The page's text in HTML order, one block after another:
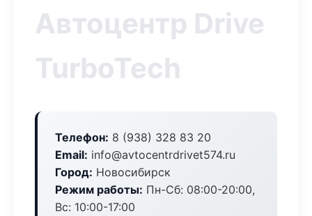
Автоцентр Drive
TurboTech
Телефон: 8 (938) 328 83 20
Email: info@avtocentrdrivet574.ru
Город: Новосибирск
Режим работы: Пн-Сб: 08:00-20:00,
Вс: 10:00-17:00